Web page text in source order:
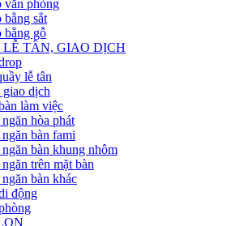
văn phòng
bằng sắt
bằng gỗ
TÂN, GIAO DỊCH
lễ tân
giao dịch
làm việc
hòa phát
bàn fami
bàn khung nhôm
trên mặt bàn
bàn khác
động